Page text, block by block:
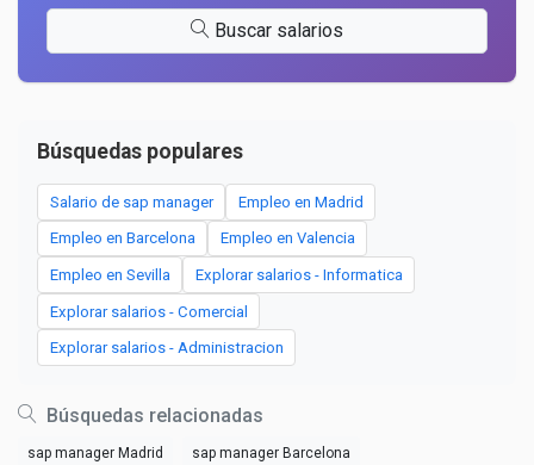
Buscar salarios
Búsquedas populares
Salario de sap manager Empleo en Madrid
Empleo en Barcelona Empleo en Valencia
Empleo en Sevilla Explorar salarios - Informatica
Explorar salarios - Comercial
Explorar salarios - Administracion
Búsquedas relacionadas
sap manager Madrid sap manager Barcelona